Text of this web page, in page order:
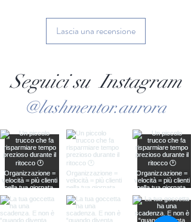
Lascia una recensione
Seguici su Instagram
@lashmentor.aurora